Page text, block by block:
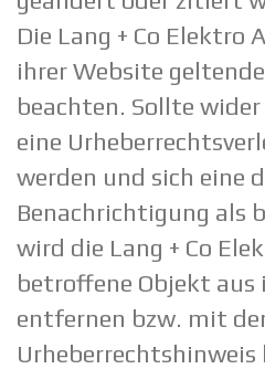
Die Lang + Co Elektro
ihrer Website
beachten. Sollte
eine
werden und sich eine
Benachrichtigung als
wird die Lang + Co
betroffene Objekt aus
entfernen bzw. mit